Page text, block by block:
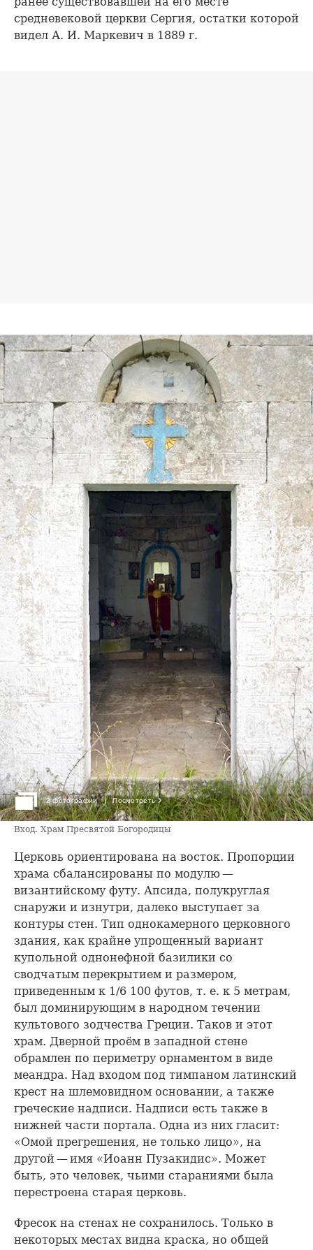
средневековой церкви Сергия, остатки которой
видел А. И. Маркевич в 1889 г.
2 фотографии Посмотреть ›
Вход. Храм Пресвятой Богородицы
Церковь ориентирована на восток. Пропорции
храма сбалансированы по модулю —
византийскому футу. Апсида, полукруглая
снаружи и изнутри, далеко выступает за
контуры стен. Тип однокамерного церковного
здания, как крайне упрощенный вариант
купольной однонефной базилики со
сводчатым перекрытием и размером,
приведенным к 1/6 100 футов, т. е. к 5 метрам,
был доминирующим в народном течении
культового зодчества Греции. Таков и этот
храм. Дверной проём в западной стене
обрамлен по периметру орнаментом в виде
меандра. Над входом под тимпаном латинский
крест на шлемовидном основании, а также
греческие надписи. Надписи есть также в
нижней части портала. Одна из них гласит:
«Омой прегрешения, не только лицо», на
другой — имя «Иоанн Пузакидис». Может
быть, это человек, чьими стараниями была
перестроена старая церковь.
Фресок на стенах не сохранилось. Только в
некоторых местах видна краска, но общей